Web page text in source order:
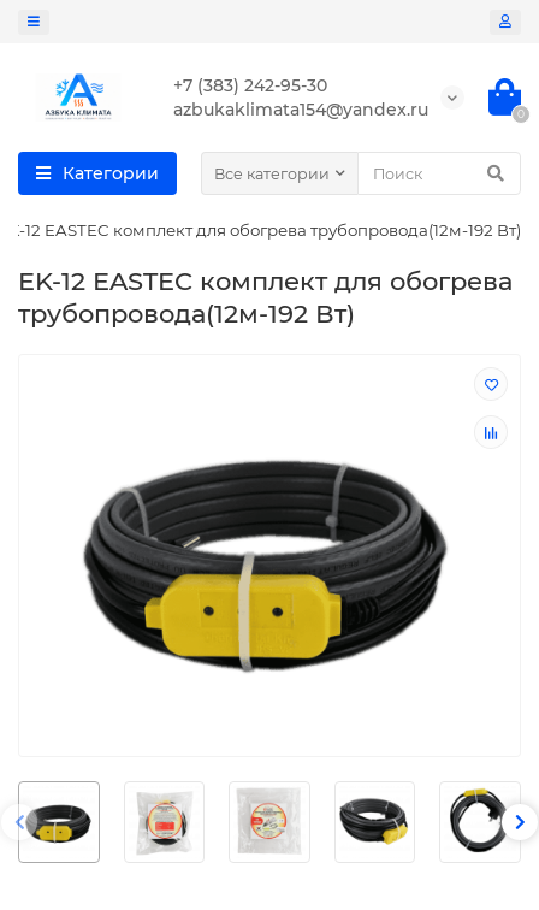
+7 (383) 242-95-30
azbukaklimata154@yandex.ru
0
Категории Все категории
12 EASTEC комплект для обогрева трубопровода(12м-192 Вт)
EK-12 EASTEC комплект для обогрева
трубопровода(12м-192 Вт)